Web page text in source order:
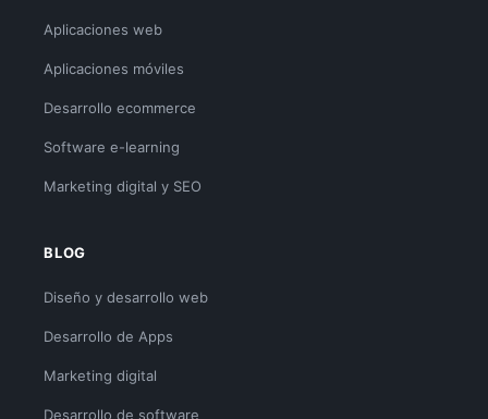
Aplicaciones web
Aplicaciones móviles
Desarrollo ecommerce
Software e-learning
Marketing digital y SEO
BLOG
Diseño y desarrollo web
Desarrollo de Apps
Marketing digital
Desarrollo de software